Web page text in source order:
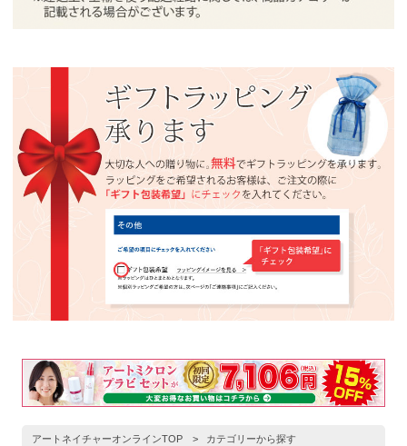
アートネイチャーオンラインTOP >
カテゴリーから探す